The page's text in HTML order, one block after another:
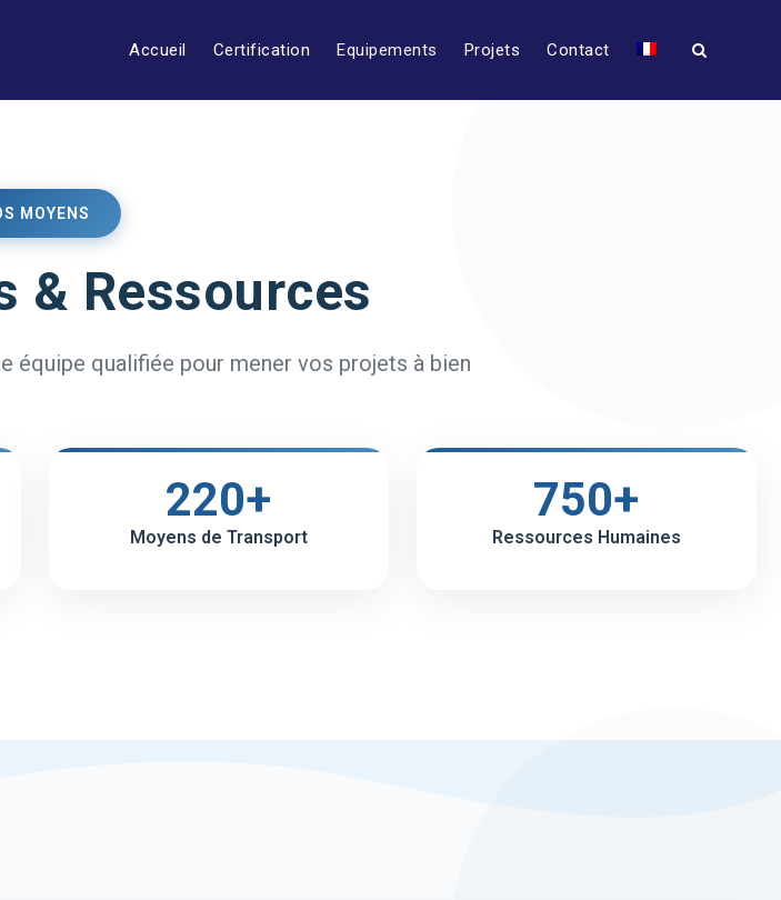
Accueil Certification Equipements Projets Contact
MOYENS
& Ressources
équipe qualifiée pour mener vos projets à bien
220+
Moyens de Transport
750+
Ressources Humaines